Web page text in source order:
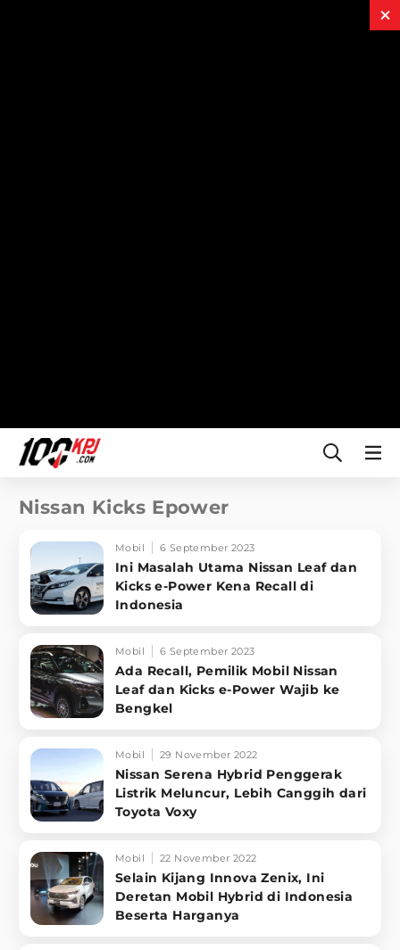
Nissan Kicks Epower
Mobil 6 September 2023
Ini Masalah Utama Nissan Leaf dan
Kicks e-Power Kena Recall di
Indonesia
Mobil 6 September 2023
Ada Recall, Pemilik Mobil Nissan
Leaf dan Kicks e-Power Wajib ke
Bengkel
Mobil 29 November 2022
Nissan Serena Hybrid Penggerak
Listrik Meluncur, Lebih Canggih dari
Toyota Voxy
Mobil 22 November 2022
Selain Kijang Innova Zenix, Ini
Deretan Mobil Hybrid di Indonesia
Beserta Harganya